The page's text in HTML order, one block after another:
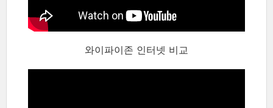
와이파이존 인터넷 비교